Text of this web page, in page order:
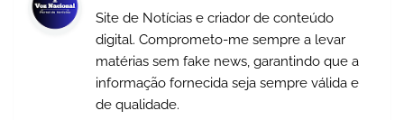
Site de Notícias e criador de conteúdo
digital. Comprometo-me sempre a levar
matérias sem fake news, garantindo que a
informação fornecida seja sempre válida e
de qualidade.